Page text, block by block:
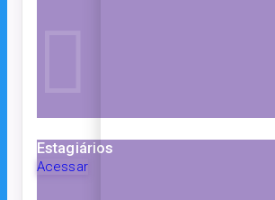
Estagiários
Acessar